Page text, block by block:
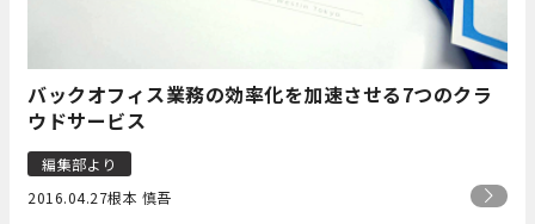
バックオフィス業務の効率化を加速させる7つのクラ
ウドサービス
編集部より
2016.04.27根本 慎吾